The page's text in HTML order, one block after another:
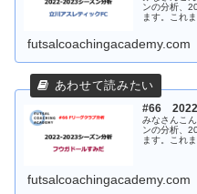
ンの分析、
ます。これ
futsalcoachingacademy.com
#66
みなさんこ
ンの分析、
ます。これ
futsalcoachingacademy.com